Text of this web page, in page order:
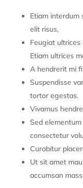
Etiam interdum
elit risus,
Feugiat ultrices
Etiam ultrices
A hendrerit mi
Suspendisse
tortor egestas.
Vivamus
Sed
consectetur
Curabitur
Ut sit amet
accumsan